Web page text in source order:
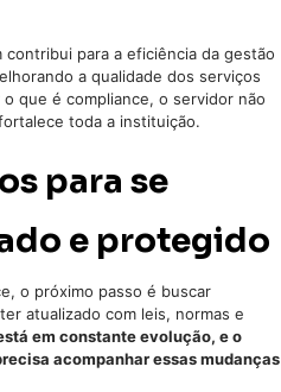
para a eficiência da gestão
a qualidade dos serviços
que é compliance, o servidor não
toda a instituição.
para se
e protegido
o próximo passo é buscar
atualizado com leis, normas e
em constante evolução, e o
acompanhar essas mudanças